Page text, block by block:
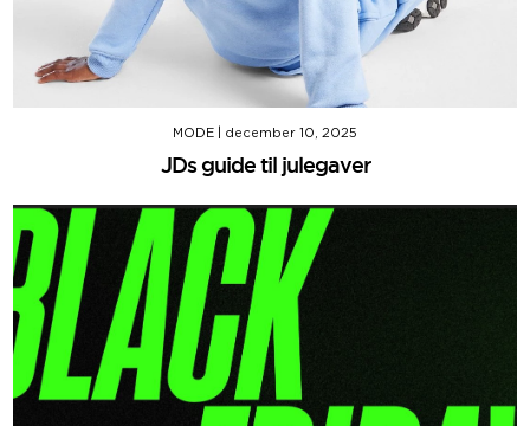
MODE december 10, 2025
JDs guide til julegaver